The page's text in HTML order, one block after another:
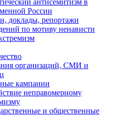
антисемитизм в
России
доклады, репортажи
по мотиву ненависти
организаций, СМИ и
кампании
неправомерному
и общественные